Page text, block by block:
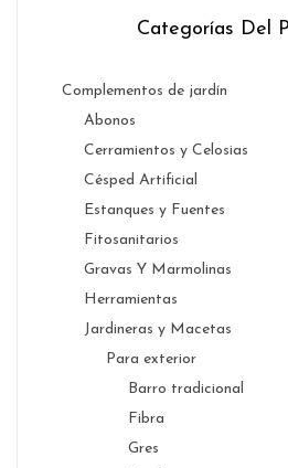
Categorías Del
Complementos de jardín
Abonos
Cerramientos y Celosias
Césped Artificial
Estanques y Fuentes
Fitosanitarios
Gravas Y Marmolinas
Herramientas
Jardineras y Macetas
Para exterior
Barro tradicional
Fibra
Gres